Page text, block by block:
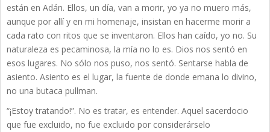
están en Adán. Ellos, un día, van a morir, yo ya no muero más,
aunque por allí y en mi homenaje, insistan en hacerme morir a
cada rato con ritos que se inventaron. Ellos han caído, yo no. Su
naturaleza es pecaminosa, la mía no lo es. Dios nos sentó en
esos lugares. No sólo nos puso, nos sentó. Sentarse habla de
asiento. Asiento es el lugar, la fuente de donde emana lo divino,
no una butaca pullman.
“¡Estoy tratando!”. No es tratar, es entender. Aquel sacerdocio
que fue excluido, no fue excluido por considerárselo